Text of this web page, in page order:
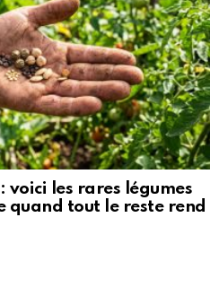
voici les rares légumes
quand tout le reste rend